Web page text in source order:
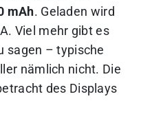
mAh. Geladen wird
Viel mehr gibt es
sagen – typische
nämlich nicht. Die
des Displays